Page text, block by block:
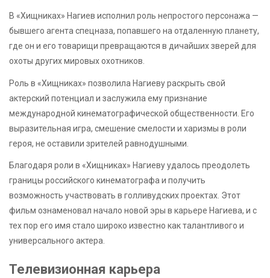
В «Хищниках» Нагиев исполнил роль непростого персонажа —
бывшего агента спецназа, попавшего на отдаленную планету,
где он и его товарищи превращаются в дичайших зверей для
охоты других мировых охотников.
Роль в «Хищниках» позволила Нагиеву раскрыть свой
актерский потенциал и заслужила ему признание
международной кинематографической общественности. Его
выразительная игра, смешение смелости и харизмы в роли
героя, не оставили зрителей равнодушными.
Благодаря роли в «Хищниках» Нагиеву удалось преодолеть
границы российского кинематографа и получить
возможность участвовать в голливудских проектах. Этот
фильм ознаменовал начало новой эры в карьере Нагиева, и с
тех пор его имя стало широко известно как талантливого и
универсального актера.
Телевизионная карьера